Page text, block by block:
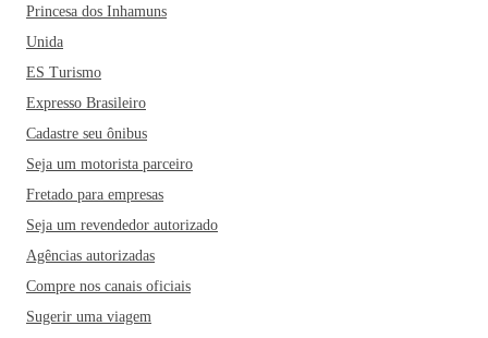
Princesa dos Inhamuns
Unida
ES Turismo
Expresso Brasileiro
Cadastre seu ônibus
Seja um motorista parceiro
Fretado para empresas
Seja um revendedor autorizado
Agências autorizadas
Compre nos canais oficiais
Sugerir uma viagem